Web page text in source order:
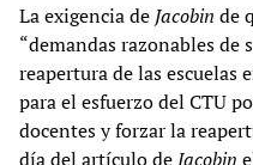
La exigencia de Jacobin de
“demandas razonables de
reapertura de las escuelas
para el esfuerzo del CTU
docentes y forzar la
día del artículo de Jacobin